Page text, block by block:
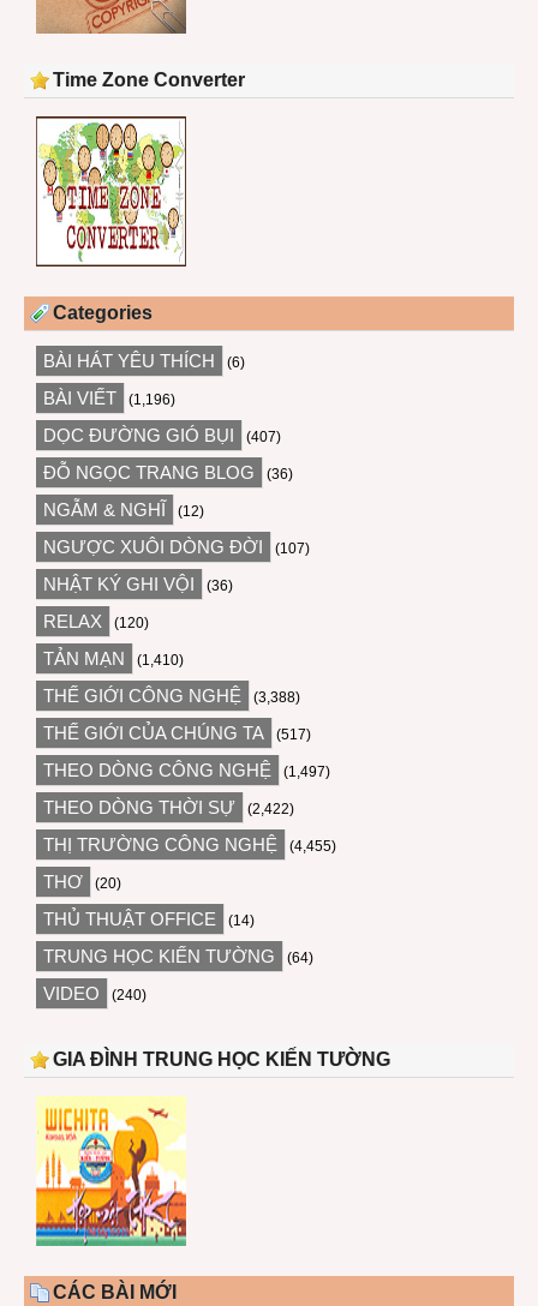
Time Zone Converter
Categories
BÀI HÁT YÊU THÍCH (6)
BÀI VIẾT (1,196)
DỌC ĐƯỜNG GIÓ BỤI (407)
ĐỖ NGỌC TRANG BLOG (36)
NGẪM & NGHĨ (12)
NGƯỢC XUÔI DÒNG ĐỜI (107)
NHẬT KÝ GHI VỘI (36)
RELAX (120)
TẢN MẠN (1,410)
THẾ GIỚI CÔNG NGHỆ (3,388)
THẾ GIỚI CỦA CHÚNG TA (517)
THEO DÒNG CÔNG NGHỆ (1,497)
THEO DÒNG THỜI SỰ (2,422)
THỊ TRƯỜNG CÔNG NGHỆ (4,455)
THƠ (20)
THỦ THUẬT OFFICE (14)
TRUNG HỌC KIẾN TƯỜNG (64)
VIDEO (240)
GIA ĐÌNH TRUNG HỌC KIẾN TƯỜNG
CÁC BÀI MỚI